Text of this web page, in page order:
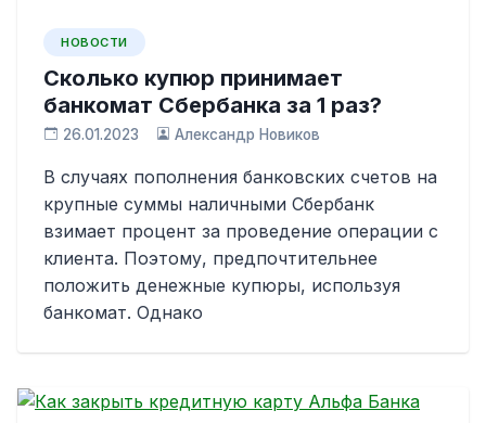
НОВОСТИ
Сколько купюр принимает
банкомат Сбербанка за 1 раз?
26.01.2023 Александр Новиков
В случаях пополнения банковских счетов на
крупные суммы наличными Сбербанк
взимает процент за проведение операции с
клиента. Поэтому, предпочтительнее
положить денежные купюры, используя
банкомат. Однако